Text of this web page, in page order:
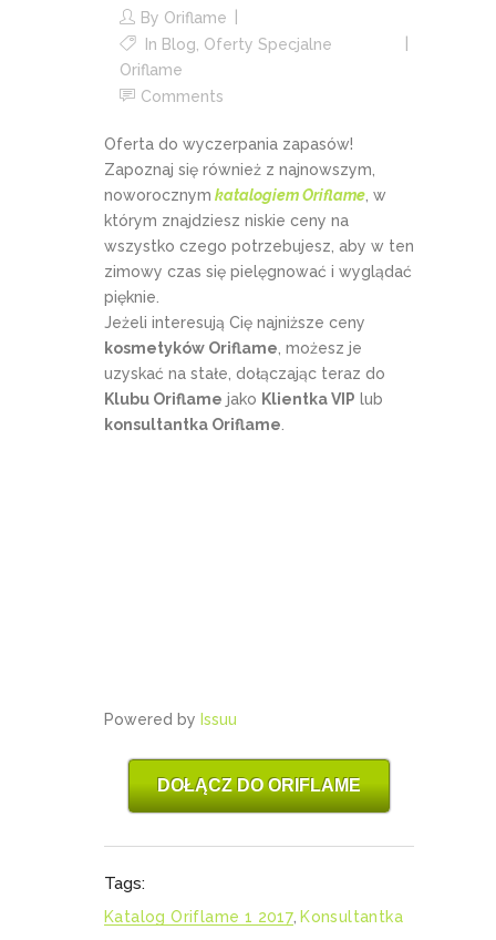
By Oriflame
In Blog, Oferty Specjalne
Oriflame
Comments
Oferta do wyczerpania zapasów!
Zapoznaj się również z najnowszym,
noworocznym katalogiem Oriflame, w
którym znajdziesz niskie ceny na
wszystko czego potrzebujesz, aby w ten
zimowy czas się pielęgnować i wyglądać
pięknie.
Jeżeli interesują Cię najniższe ceny
kosmetyków Oriflame, możesz je
uzyskać na stałe, dołączając teraz do
Klubu Oriflame jako Klientka VIP lub
konsultantka Oriflame.
Powered by Issuu
DOŁĄCZ DO ORIFLAME
Tags:
Katalog Oriflame 1 2017, Konsultantka